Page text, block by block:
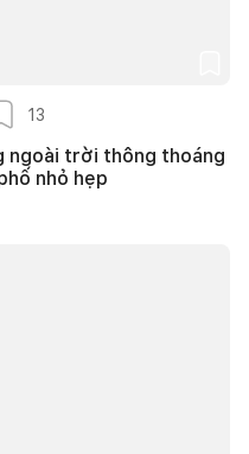
13
ngoài trời thông thoáng
nhỏ hẹp